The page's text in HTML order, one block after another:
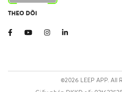
THEO DÕI
©2026 LEEP APP. All